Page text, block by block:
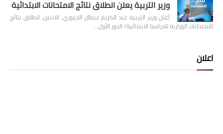
وزير التربية يعلن انطلاق نتائج الامتحانات الابتدائية
أعلن وزير التربية عبد الكريم عبطان الجبوري، الاثنين، انطلاق نتائج
الامتحانات الوزارية للدراسة الابتدائية/ الدور الأول…
اعلان